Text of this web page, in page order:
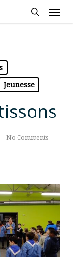
Jeunesse
No Comments